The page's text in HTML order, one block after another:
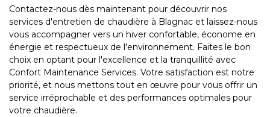
Contactez-nous dès maintenant pour découvrir nos
services d'entretien de chaudière à Blagnac et laissez-nous
vous accompagner vers un hiver confortable, économe en
énergie et respectueux de l'environnement. Faites le bon
choix en optant pour l'excellence et la tranquillité avec
Confort Maintenance Services. Votre satisfaction est notre
priorité, et nous mettons tout en œuvre pour vous offrir un
service irréprochable et des performances optimales pour
votre chaudière.